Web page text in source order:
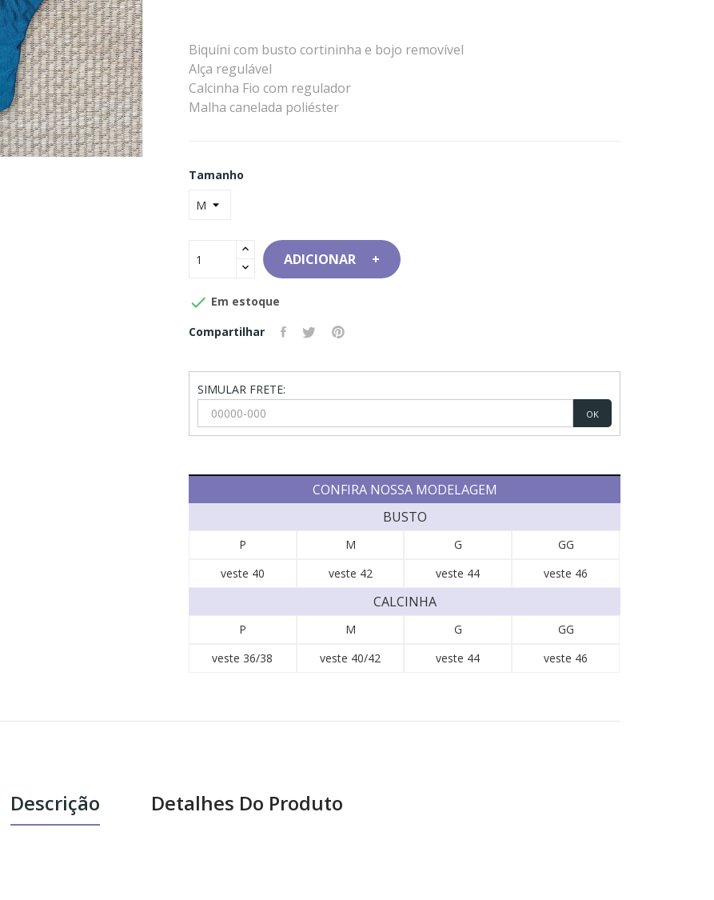
Biquíni com busto cortininha e bojo removível
Alça regulável
Calcinha Fio com regulador
Malha canelada poliéster
Tamanho
ADICIONAR
 Em estoque
Compartilhar
SIMULAR FRETE:
OK
CONFIRA NOSSA MODELAGEM
BUSTO
P M G
GG
veste 40
veste 42 veste 44 veste 46
CALCINHA
P M G
GG
veste 36/38
veste 40/42 veste 44 veste 46
Descrição Detalhes Do Produto